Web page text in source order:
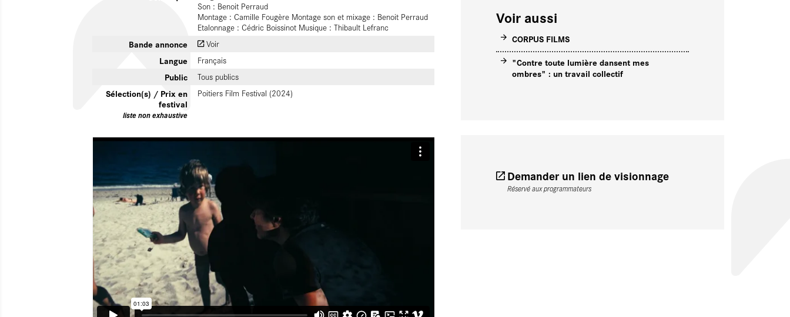
Son : Benoit Perraud
Montage : Camille Fougère Montage son et mixage : Benoit Perraud
Etalonnage : Cédric Boissinot Musique : Thibault Lefranc
Bande annonce Voir
Langue Français
Public Tous publics
Sélection(s) / Prix en
festival
liste non exhaustive
Poitiers Film Festival (2024)
Voir aussi
CORPUS FILMS
"Contre toute lumière dansent mes
ombres" : un travail collectif
Demander un lien de visionnage
Réservé aux programmateurs